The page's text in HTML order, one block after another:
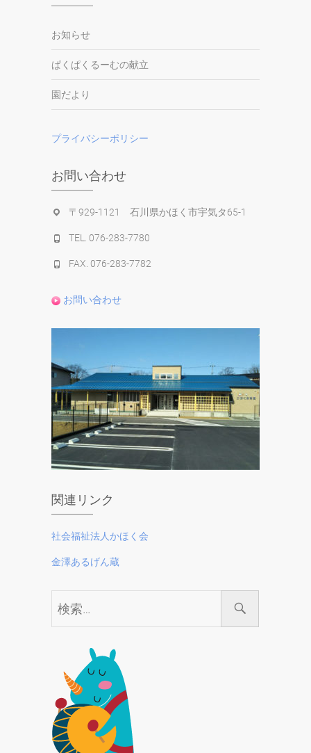
お知らせ
ぱくぱくるーむの献立
園だより
プライバシーポリシー
お問い合わせ
〒929-1121 石川県かほく市宇気タ65-1
TEL. 076-283-7780
FAX. 076-283-7782
お問い合わせ
関連リンク
社会福祉法人かほく会
金澤あるげん蔵
索…